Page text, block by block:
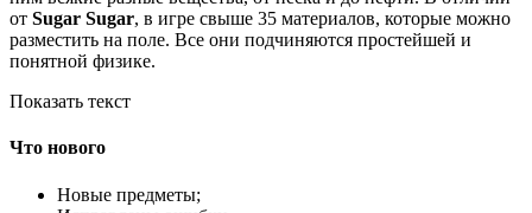
от Sugar Sugar, в игре свыше 35 материалов, которые можно
разместить на поле. Все они подчиняются простейшей и
понятной физике.
Показать текст
Что нового
Новые предметы;